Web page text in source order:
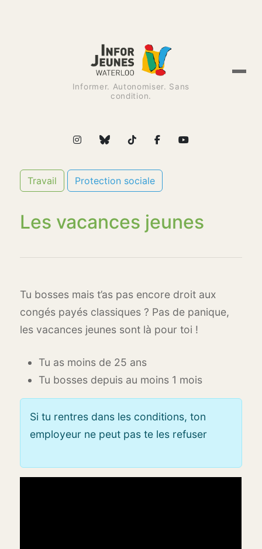
Informer. Autonomiser. Sans
condition.
Travail Protection sociale
Les vacances jeunes
Tu bosses mais t’as pas encore droit aux
congés payés classiques ? Pas de panique,
les vacances jeunes sont là pour toi !
Tu as moins de 25 ans
Tu bosses depuis au moins 1 mois
Si tu rentres dans les conditions, ton
employeur ne peut pas te les refuser